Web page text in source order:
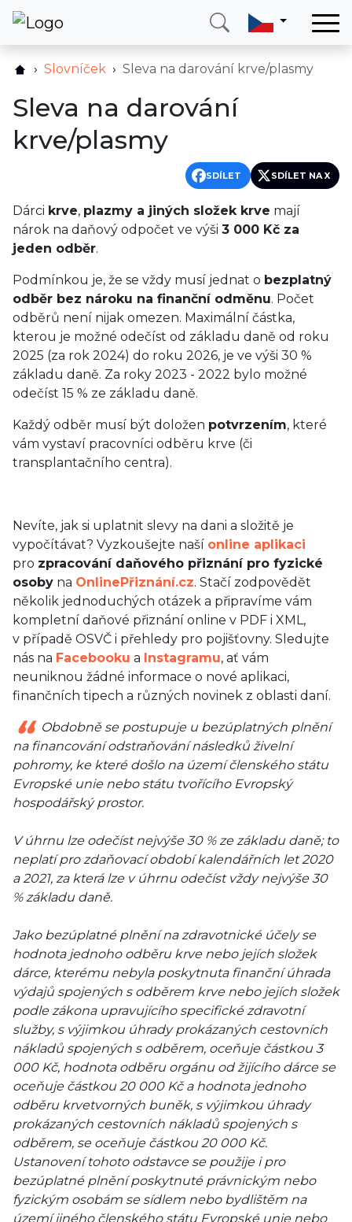
Země
O nás
Kontakt
Slovníček Sleva na darování krve/plasmy
Sleva na darování
krve/plasmy
SDÍLET SDÍLET NA X
Dárci krve, plazmy a jiných složek krve mají
nárok na daňový odpočet ve výši 3 000 Kč za
jeden odběr.
Podmínkou je, že se vždy musí jednat o bezplatný
odběr bez nároku na finanční odměnu. Počet
odběrů není nijak omezen. Maximální částka,
kterou je možné odečíst od základu daně od roku
2025 (za rok 2024) do roku 2026, je ve výši 30 %
základu daně. Za roky 2023 - 2022 bylo možné
odečíst 15 % ze základu daně.
Každý odběr musí být doložen potvrzením, které
vám vystaví pracovníci odběru krve (či
transplantačního centra).
Nevíte, jak si uplatnit slevy na dani a složitě je
vypočítávat? Vyzkoušejte naší online aplikaci
pro zpracování daňového přiznání pro fyzické
osoby na OnlinePřiznání.cz. Stačí zodpovědět
několik jednoduchých otázek a připravíme vám
kompletní daňové přiznání online v PDF i XML,
v případě OSVČ i přehledy pro pojišťovny. Sledujte
nás na Facebooku a Instagramu, ať vám
neuniknou žádné informace o nové aplikaci,
finančních tipech a různých novinek z oblasti daní.
Obdobně se postupuje u bezúplatných plnění
na financování odstraňování následků živelní
pohromy, ke které došlo na území členského státu
Evropské unie nebo státu tvořícího Evropský
hospodářský prostor.
V úhrnu lze odečíst nejvýše 30 % ze základu daně; to
neplatí pro zdaňovací období kalendářních let 2020
a 2021, za která lze v úhrnu odečíst vždy nejvýše 30
% základu daně.
Jako bezúplatné plnění na zdravotnické účely se
hodnota jednoho odběru krve nebo jejích složek
dárce, kterému nebyla poskytnuta finanční úhrada
výdajů spojených s odběrem krve nebo jejích složek
podle zákona upravujícího specifické zdravotní
služby, s výjimkou úhrady prokázaných cestovních
nákladů spojených s odběrem, oceňuje částkou 3
000 Kč, hodnota odběru orgánu od žijícího dárce se
oceňuje částkou 20 000 Kč a hodnota jednoho
odběru krvetvorných buněk, s výjimkou úhrady
prokázaných cestovních nákladů spojených s
odběrem, se oceňuje částkou 20 000 Kč.
Ustanovení tohoto odstavce se použije i pro
bezúplatné plnění poskytnuté právnickým nebo
fyzickým osobám se sídlem nebo bydlištěm na
území jiného členského státu Evropské unie nebo